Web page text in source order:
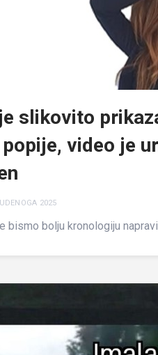
slikovito
video je
2025
bismo bolju kronologiju